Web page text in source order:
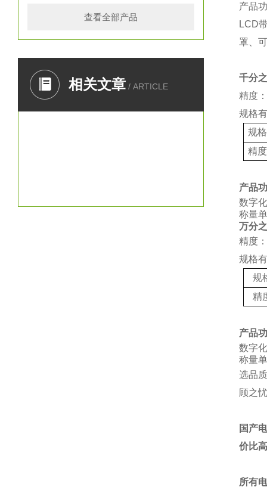
查看全部产品
相关文章 / ARTICLE
产品
LCD
罩、
千分
精度
规格
规格
精度
产品
数字
称量
万分
精度
规格
规
精
产品
数字
称量
选品
顾之
国产
价比
所有